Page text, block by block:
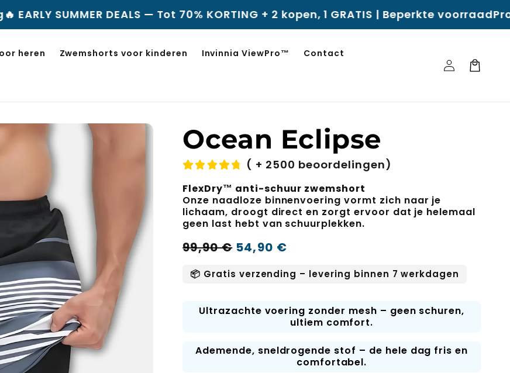
DEALS — Tot 70% KORTING + 2 kopen, 1 GRATIS | Beperkte voorraadProfiteer bij elke
heren Zwemshorts voor kinderen Invinnia ViewPro™ Contact
Inloggen
Winkelwagen
Ocean Eclipse
( + 2500 beoordelingen)
FlexDry™ anti-schuur zwemshort
Onze naadloze binnenvoering vormt zich naar je
lichaam, droogt direct en zorgt ervoor dat je helemaal
geen last hebt van schuurplekken.
Normale
prijs
54,90 €
Verkoopprijs
99,90 €
📦 Gratis verzending – levering binnen 7 werkdagen
Ultrazachte voering zonder mesh – geen schuren,
ultiem comfort.
Ademende, sneldrogende stof – de hele dag fris en
comfortabel.